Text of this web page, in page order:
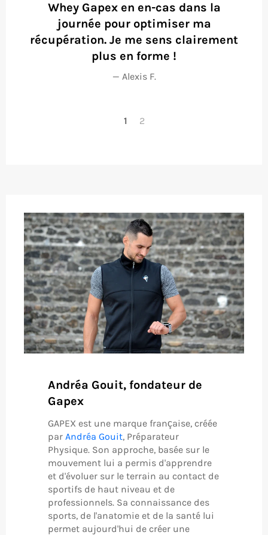
Whey Gapex en en-cas dans la
journée pour optimiser ma
récupération. Je me sens clairement
plus en forme !
Alexis F.
1 2
Andréa Gouit, fondateur de
Gapex
GAPEX est une marque française, créée
par Andréa Gouit, Préparateur
Physique. Son approche, basée sur le
mouvement lui a permis d'apprendre
et d'évoluer sur le terrain au contact de
sportifs de haut niveau et de
professionnels. Sa connaissance des
sports, de l'anatomie et de la santé lui
permet aujourd'hui de créer une